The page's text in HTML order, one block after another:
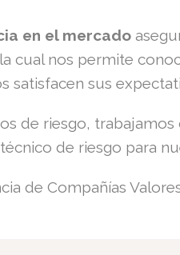
en el mercado
cual nos permite
satisfacen sus
riesgo, trabajamos
de riesgo para
de Compañías